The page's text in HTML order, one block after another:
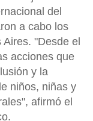
del
a cabo los
"Desde el
acciones que
y la
niños, niñas y
afirmó el